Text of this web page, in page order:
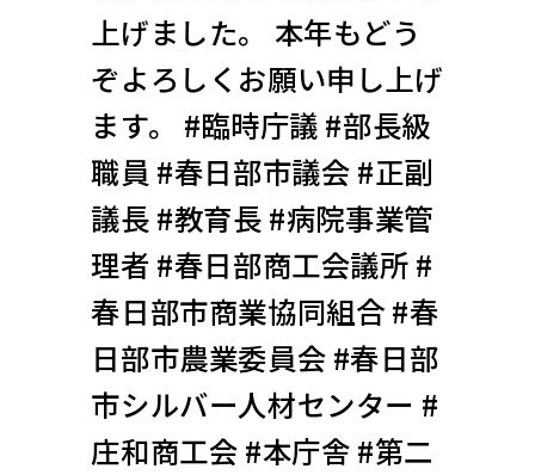
上げました。 本年もどう
ぞよろしくお願い申し上げ
ます。 #臨時庁議 #部長級
職員 #春日部市議会 #正副
議長 #教育長 #病院事業管
理者 #春日部商工会議所 #
春日部市商業協同組合 #春
日部市農業委員会 #春日部
市シルバー人材センター #
庄和商工会 #本庁舎 #第二